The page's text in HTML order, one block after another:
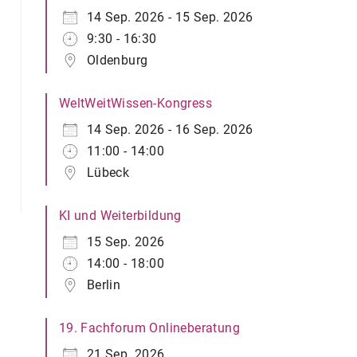
14 Sep. 2026 - 15 Sep. 2026
9:30 - 16:30
Oldenburg
WeltWeitWissen-Kongress
14 Sep. 2026 - 16 Sep. 2026
11:00 - 14:00
Lübeck
KI und Weiterbildung
15 Sep. 2026
14:00 - 18:00
Berlin
19. Fachforum Onlineberatung